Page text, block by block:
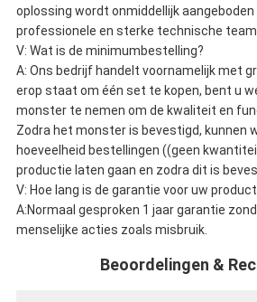
oplossing wordt onmiddellijk aangeboden
professionele en sterke technische team.
V: Wat is de minimumbestelling?
A: Ons bedrijf handelt voornamelijk met
erop staat om één set te kopen, bent u
monster te nemen om de kwaliteit en
Zodra het monster is bevestigd, kunnen
hoeveelheid bestellingen ((geen
productie laten gaan en zodra dit is
V: Hoe lang is de garantie voor uw
A:Normaal gesproken 1 jaar garantie
menselijke acties zoals misbruik.
Beoordelingen &